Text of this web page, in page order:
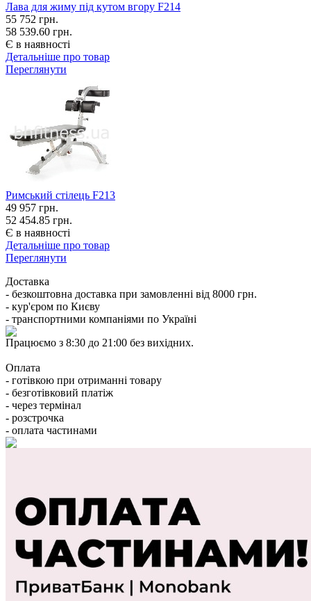
Лава для жиму під кутом вгору F214
55 752 грн.
58 539.60 грн.
Є в наявності
Детальніше про товар
Переглянути
Римський стілець F213
49 957 грн.
52 454.85 грн.
Є в наявності
Детальніше про товар
Переглянути
Доставка
- безкоштовна доставка при замовленні від 8000 грн.
- кур'єром по Києву
- транспортними компаніями по Україні
Працюємо з 8:30 до 21:00 без вихідних.
Оплата
- готівкою при отриманні товару
- безготівковий платіж
- через термінал
- розстрочка
- оплата частинами